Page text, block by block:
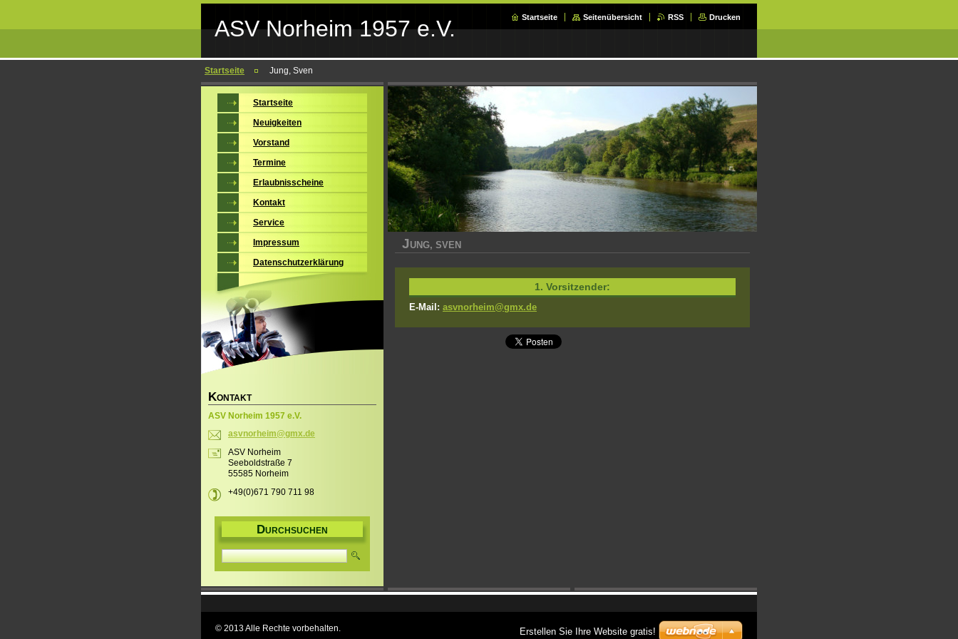
ASV Norheim 1957 e.V. Startseite Seitenübersicht RSS Drucken
Startseite Jung, Sven
J UNG, SVEN
1. Vorsitzender:
E-Mail: asvnorheim@gmx.de
Startseite
Neuigkeiten
Vorstand
Termine
Erlaubnisscheine
Kontakt
Service
Impressum
Datenschutzerklärung
KONTAKT
ASV Norheim 1957 e.V.
asvnorheim@gmx.de
ASV Norheim
Seeboldstraße 7
55585 Norheim
+49(0)671 790 711 98
DURCHSUCHEN
© 2013 Alle Rechte vorbehalten. Erstellen Sie Ihre Website gratis!